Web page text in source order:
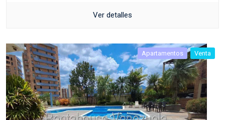
Ver detalles
Apartamentos Venta